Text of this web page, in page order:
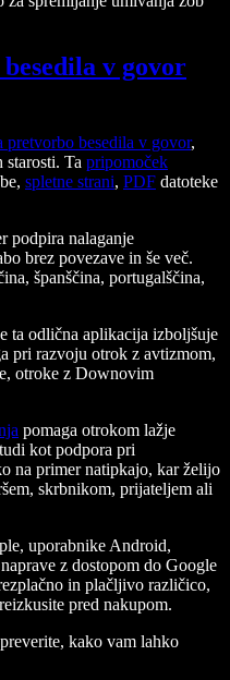
v govor
pretvorbo besedila v govor,
starosti. Ta pripomoček
spletne strani, PDF datoteke
podpira nalaganje
brez povezave in še več.
španščina, portugalščina,
ta odlična aplikacija izboljšuje
pri razvoju otrok z avtizmom,
otroke z Downovim
pomaga otrokom lažje
kot podpora pri
na primer natipkajo, kar želijo
skrbnikom, prijateljem ali
uporabnike Android,
z dostopom do Google
in plačljivo različico,
pred nakupom.
kako vam lahko